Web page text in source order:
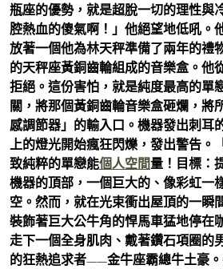
瓶座的優勢，就是超脫一切的理性與
腔熱血的傻氣啊！」他絕望地低吼。
放著一個他為林天秤準備了兩年的禮
的天秤座黃銅齒輪組成的音樂盒。他
拒絕。這份害怕，就是純度最高的單
關，將那個黃銅齒輪音樂盒砸爛，將
感調節器」的輸入口。機器發出刺耳
上的燈光開始瘋狂閃爍，發出警告。
致純粹的單戀能個人空間量！目標：
機器的頂部，一個巨大的、像彩虹一
空。然而，就在光束衝出屋頂的一瞬
裝飾著巨大公牛角的悍馬車猛地停在
走下一個全身肌肉、戴著鑽石項圈的
的狂熱追求者——金牛座霸總牛土豪